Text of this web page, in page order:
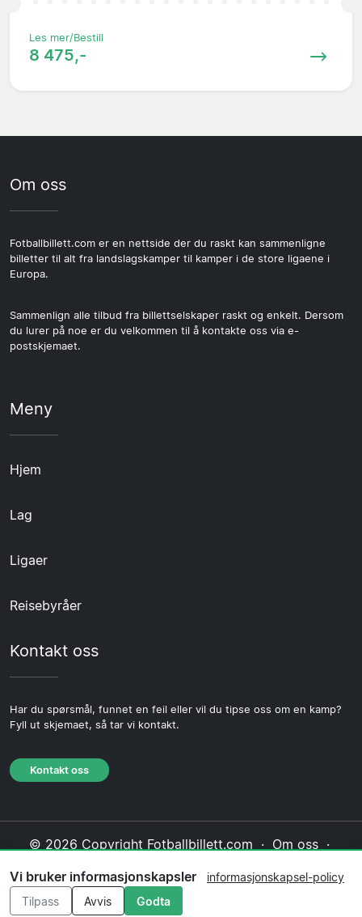
Les mer/Bestill
8 475,-
Om oss
Fotballbillett.com er en nettside der du raskt kan sammenligne
billetter til alt fra landslagskamper til kamper i de store ligaene i
Europa.
Sammenlign alle tilbud fra billettselskaper raskt og enkelt. Dersom
du lurer på noe er du velkommen til å kontakte oss via e-
postskjemaet.
Meny
Hjem
Lag
Ligaer
Reisebyråer
Kontakt oss
Har du spørsmål, funnet en feil eller vil du tipse oss om en kamp?
Fyll ut skjemaet, så tar vi kontakt.
Kontakt oss
© 2026 Copyright Fotballbillett.com · Om oss·
Informasjonskapsel-policy·Redaksjonell policy
Vi bruker informasjonskapsler
informasjonskapsel-policy
Tilpass
Avvis Godta